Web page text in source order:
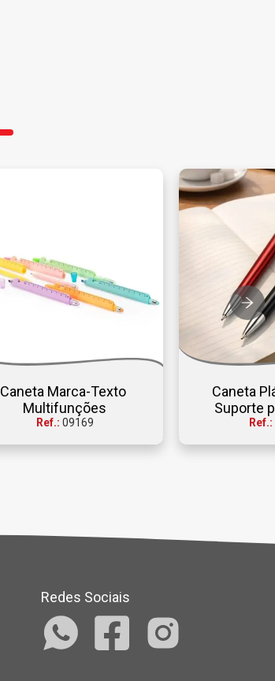
Caneta Marca-Texto
Multifunções
Ref.: 09169
Caneta
Suporte
Ref.:
Redes Sociais